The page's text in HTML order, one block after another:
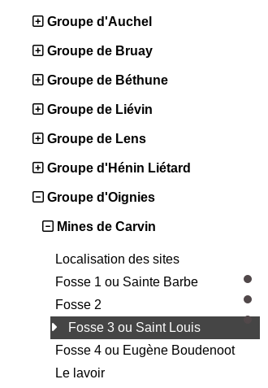
Groupe d'Auchel
Groupe de Bruay
Groupe de Béthune
Groupe de Liévin
Groupe de Lens
Groupe d'Hénin Liétard
Groupe d'Oignies
Mines de Carvin
Localisation des sites
Fosse 1 ou Sainte Barbe
Fosse 2
Fosse 3 ou Saint Louis
Fosse 4 ou Eugène Boudenoot
Le lavoir